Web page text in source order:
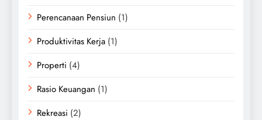
Perencanaan Pensiun (1)
Produktivitas Kerja (1)
Properti (4)
Rasio Keuangan (1)
Rekreasi (2)